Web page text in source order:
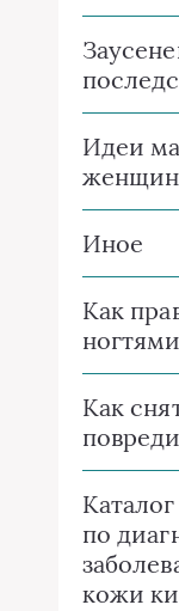
Идеи
женщин
Иное
Как
ногтями
Как
по
кожи